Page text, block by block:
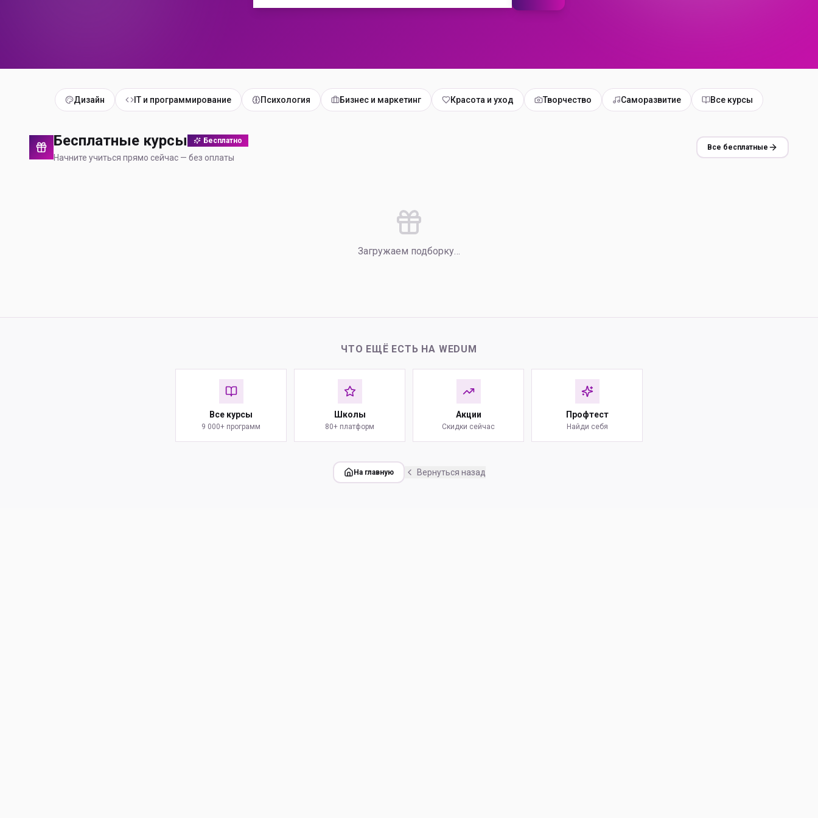
Дизайн IT и программирование Психология Бизнес и маркетинг Красота и уход Творчество Саморазвитие Все курсы
Бесплатные курсы Бесплатно
Начните учиться прямо сейчас — без оплаты
Все бесплатные
Загружаем подборку…
ЧТО ЕЩЁ ЕСТЬ НА WEDUM
Все курсы
9 000+ программ
Школы
80+ платформ
Акции
Скидки сейчас
Профтест
Найди себя
На главную Вернуться назад